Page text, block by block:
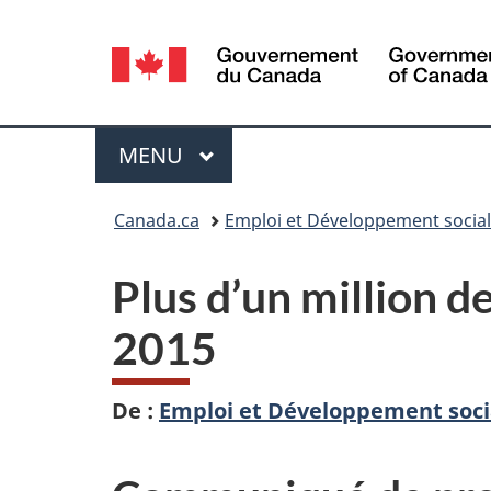
Sélection
de
la
langue
Menu
MENU PRINCIPAL
Canada.ca Emploi et Développement
Plus d’un million
2015
De : Emploi et Développement